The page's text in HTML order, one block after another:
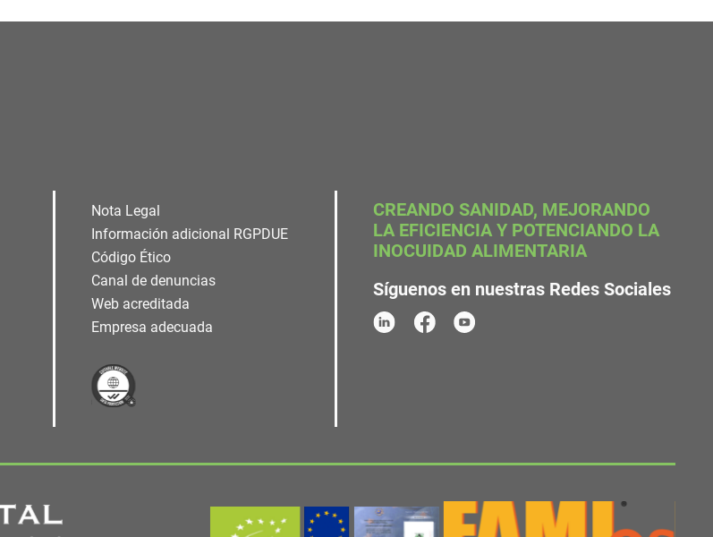
Nota Legal
Información adicional RGPDUE
Código Ético
Canal de denuncias
Web acreditada
Empresa adecuada
CREANDO SANIDAD, MEJORANDO
LA EFICIENCIA Y POTENCIANDO LA
INOCUIDAD ALIMENTARIA
Síguenos en nuestras Redes Sociales